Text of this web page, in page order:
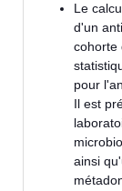
Le
d'un
cohorte
pour
Il est
ainsi